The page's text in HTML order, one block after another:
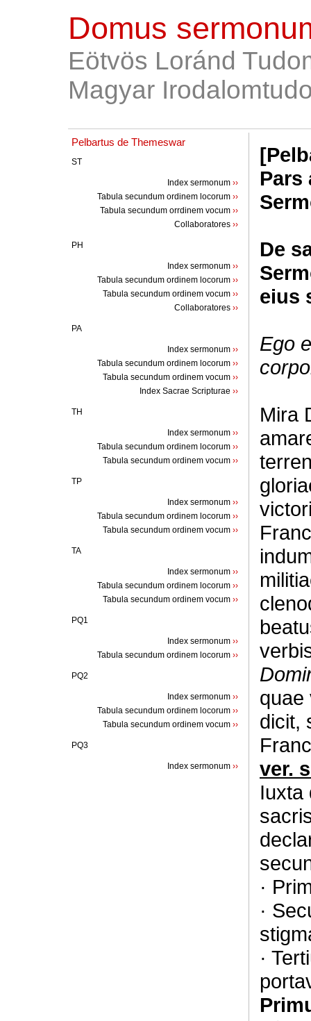
Domus
Eötvös Loránd
Magyar
Pelbartus de Themeswar
ST
Index sermonum ››
Tabula secundum ordinem locorum ››
Tabula secundum orrdinem vocum ››
Collaboratores ››
PH
Index sermonum ››
Tabula secundum ordinem locorum ››
Tabula secundum ordinem vocum ››
Collaboratores ››
PA
Index sermonum ››
Tabula secundum ordinem locorum ››
Tabula secundum ordinem vocum ››
Index Sacrae Scripturae ››
TH
Index sermonum ››
Tabula secundum ordinem locorum ››
Tabula secundum ordinem vocum ››
TP
Index sermonum ››
Tabula secundum ordinem locorum ››
Tabula secundum ordinem vocum ››
TA
Index sermonum ››
Tabula secundum ordinem locorum ››
Tabula secundum ordinem vocum ››
PQ1
Index sermonum ››
Tabula secundum ordinem locorum ››
PQ2
Index sermonum ››
Tabula secundum ordinem locorum ››
Tabula secundum ordinem vocum ››
PQ3
Index sermonum ››
Pars
De
eius
Ego
Mira
quae
dicit,
ver.
Iuxta
·
·
·